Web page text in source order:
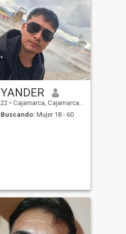
YANDER
22 • Cajamarca, Cajamarca, Perú
Buscando: Mujer 18 - 60